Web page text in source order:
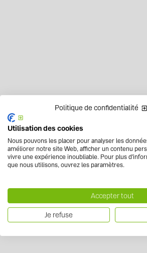
Politique de confidentialité
Utilisation des cookies
Nous pouvons les placer pour analyser les
améliorer notre site Web, afficher un contenu
vivre une expérience inoubliable. Pour plus
que nous utilisons, ouvrez les paramètres.
Accepter tout
Je refuse